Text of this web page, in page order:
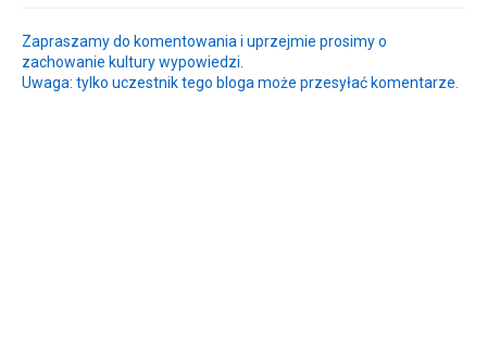
Zapraszamy do komentowania i uprzejmie prosimy o
zachowanie kultury wypowiedzi.
Uwaga: tylko uczestnik tego bloga może przesyłać komentarze.